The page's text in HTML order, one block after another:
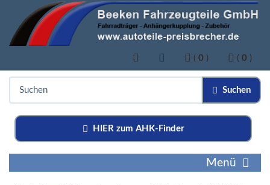
( 0 ) ( 0 )
Suchen
HIER zum AHK-Finder
Menü